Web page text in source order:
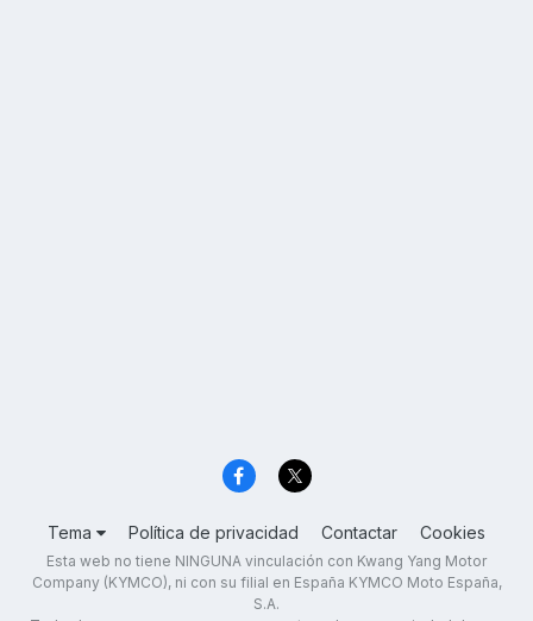
Tema Política de privacidad Contactar Cookies
Esta web no tiene NINGUNA vinculación con Kwang Yang Motor
Company (KYMCO), ni con su filial en España KYMCO Moto España,
S.A.